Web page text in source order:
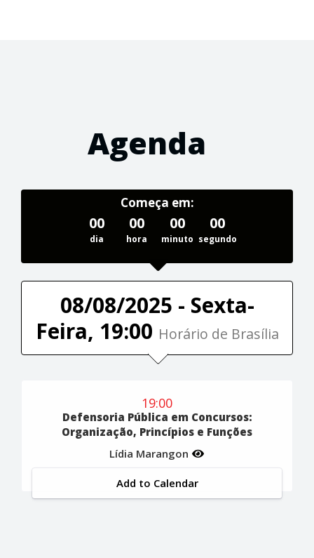
Agenda
Começa em:
00
dia
00
hora
00
minuto
00
segundo
08/08/2025 - Sexta-
Feira, 19:00 Horário de Brasília
19:00
Defensoria Pública em Concursos:
Organização, Princípios e Funções
Lídia Marangon
Add to Calendar